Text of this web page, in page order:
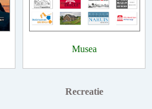
Musea
Recreatie